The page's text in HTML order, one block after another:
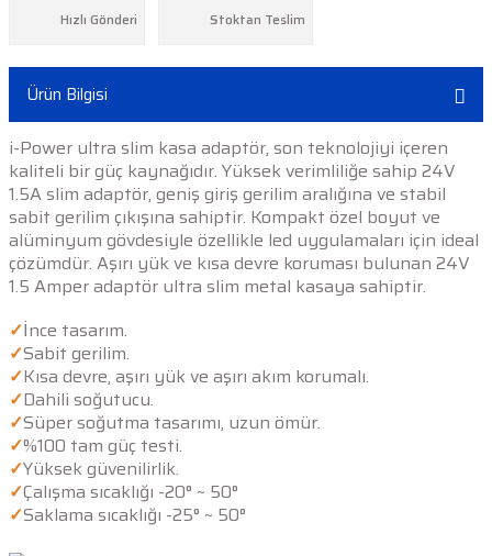
Hızlı Gönderi Stoktan Teslim
Ürün Bilgisi
i-Power ultra slim kasa adaptör, son teknolojiyi içeren
kaliteli bir güç kaynağıdır. Yüksek verimliliğe sahip 24V
1.5A slim adaptör, geniş giriş gerilim aralığına ve stabil
sabit gerilim çıkışına sahiptir. Kompakt özel boyut ve
alüminyum gövdesiyle özellikle led uygulamaları için ideal
çözümdür. Aşırı yük ve kısa devre koruması bulunan 24V
1.5 Amper adaptör ultra slim metal kasaya sahiptir.
✓İnce tasarım.
✓Sabit gerilim.
✓Kısa devre, aşırı yük ve aşırı akım korumalı.
✓Dahili soğutucu.
✓Süper soğutma tasarımı, uzun ömür.
✓%100 tam güç testi.
✓Yüksek güvenilirlik.
✓Çalışma sıcaklığı -20° ~ 50°
✓Saklama sıcaklığı -25° ~ 50°